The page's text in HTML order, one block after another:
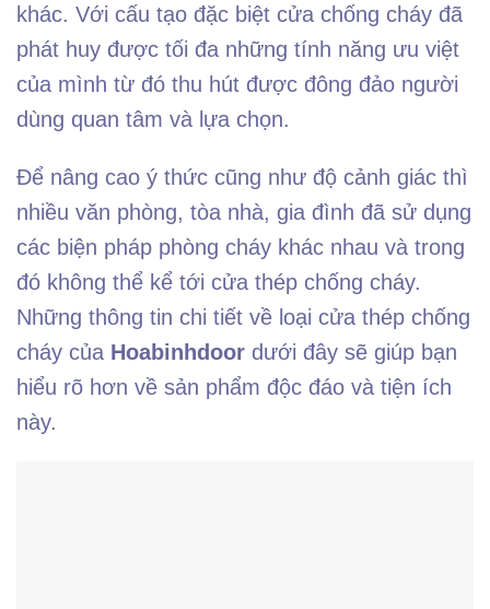
khác. Với cấu tạo đặc biệt cửa chống cháy đã
phát huy được tối đa những tính năng ưu việt
của mình từ đó thu hút được đông đảo người
dùng quan tâm và lựa chọn.
Để nâng cao ý thức cũng như độ cảnh giác thì
nhiều văn phòng, tòa nhà, gia đình đã sử dụng
các biện pháp phòng cháy khác nhau và trong
đó không thể kể tới cửa thép chống cháy.
Những thông tin chi tiết về loại cửa thép chống
cháy của Hoabinhdoor dưới đây sẽ giúp bạn
hiểu rõ hơn về sản phẩm độc đáo và tiện ích
này.